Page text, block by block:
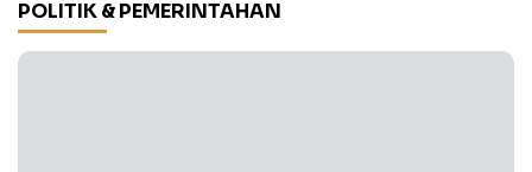
POLITIK & PEMERINTAHAN